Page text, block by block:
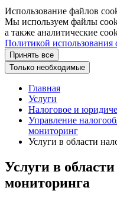
Использование файлов
Мы используем файлы
а также аналитические
Политикой использования
Принять все
Только необходимые
Главная
Услуги
Налоговое и
Управление
мониторинг
Услуги в области
Услуги в области
мониторинга